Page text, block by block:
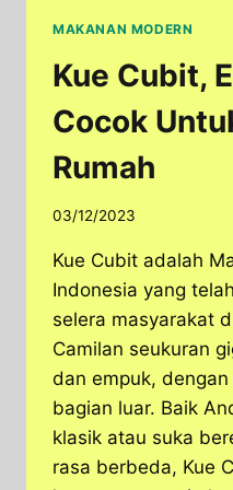
MAKANAN MODERN
Kue Cubit,
Cocok
Rumah
03/12/2023
Kue Cubit adalah
Indonesia yang
selera masyarakat
Camilan seukuran
dan empuk,
bagian luar. Baik
klasik atau suka
rasa berbeda, Kue